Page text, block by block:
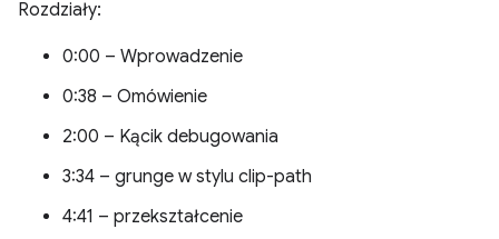
Rozdziały:
0:00 – Wprowadzenie
0:38 – Omówienie
2:00 – Kącik debugowania
3:34 – grunge w stylu clip-path
4:41 – przekształcenie